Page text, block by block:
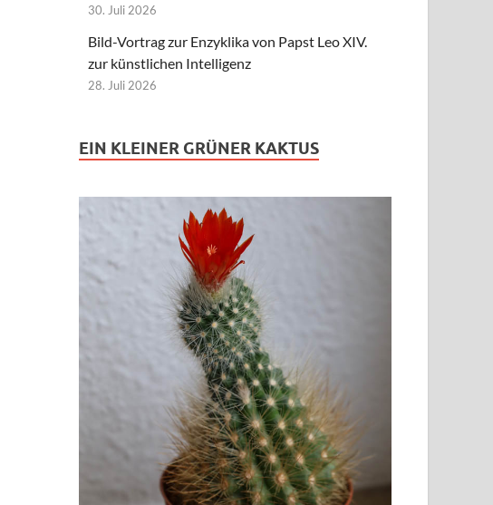
30. Juli 2026
Bild-Vortrag zur Enzyklika von Papst Leo XIV.
zur künstlichen Intelligenz
28. Juli 2026
EIN KLEINER GRÜNER KAKTUS